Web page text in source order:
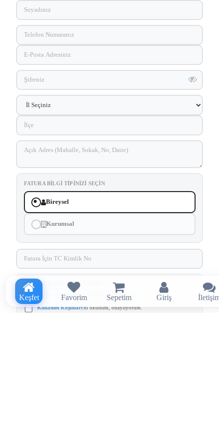
FATURA BILGI TIPINIZI SEÇIN
Bireysel
Kurumsal
SÖZLEŞMELER VE ONAYLAR
Üyelik Sözleşmesi
'ni okudum, onaylıyorum.
Kullanım Koşulları'nı okudum, onaylıyorum.
Keşfet Favorim Sepetim Giriş